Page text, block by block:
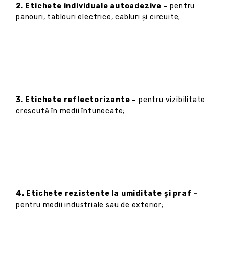
2. Etichete individuale autoadezive –pentru
panouri, tablouri electrice, cabluri și circuite;
3. Etichete reflectorizante – pentru vizibilitate
crescută în medii întunecate;
4. Etichete rezistente la umiditate și praf –
pentru medii industriale sau de exterior;